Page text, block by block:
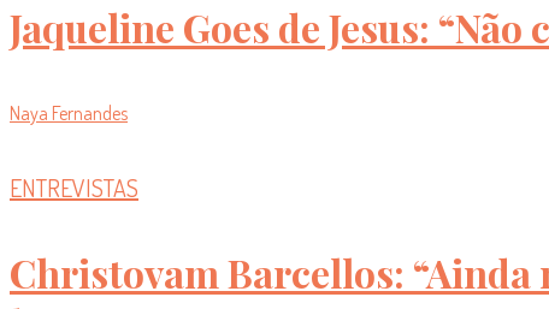
Jaqueline Goes de Jesus:
Naya Fernandes
ENTREVISTAS
Christovam Barcellos: “Ainda